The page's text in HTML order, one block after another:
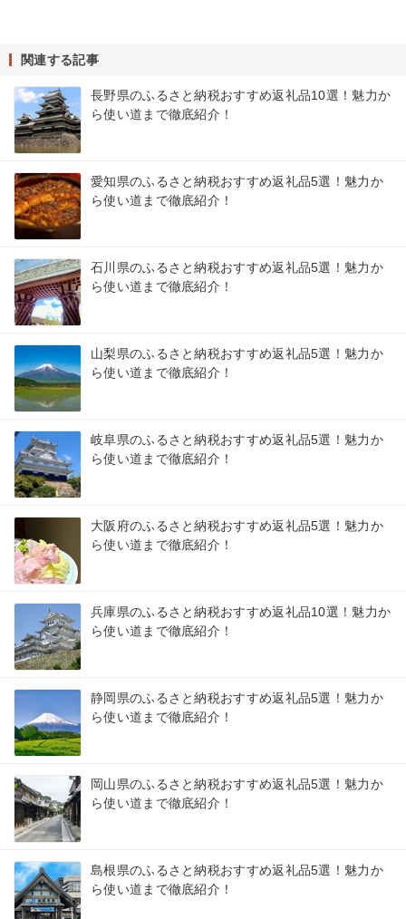
関連する記事
長野県のふるさと納税おすすめ返礼品10選！魅力か
ら使い道まで徹底紹介！
愛知県のふるさと納税おすすめ返礼品5選！魅力か
ら使い道まで徹底紹介！
石川県のふるさと納税おすすめ返礼品5選！魅力か
ら使い道まで徹底紹介！
山梨県のふるさと納税おすすめ返礼品5選！魅力か
ら使い道まで徹底紹介！
岐阜県のふるさと納税おすすめ返礼品5選！魅力か
ら使い道まで徹底紹介！
大阪府のふるさと納税おすすめ返礼品5選！魅力か
ら使い道まで徹底紹介！
兵庫県のふるさと納税おすすめ返礼品10選！魅力か
ら使い道まで徹底紹介！
静岡県のふるさと納税おすすめ返礼品5選！魅力か
ら使い道まで徹底紹介！
岡山県のふるさと納税おすすめ返礼品5選！魅力か
ら使い道まで徹底紹介！
島根県のふるさと納税おすすめ返礼品5選！魅力か
ら使い道まで徹底紹介！